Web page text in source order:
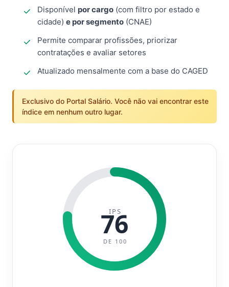
Disponível por cargo (com filtro por estado e
cidade) e por segmento (CNAE)
Permite comparar profissões, priorizar
contratações e avaliar setores
Atualizado mensalmente com a base do CAGED
Exclusivo do Portal Salário. Você não vai encontrar este
índice em nenhum outro lugar.
IPS
76
DE 100